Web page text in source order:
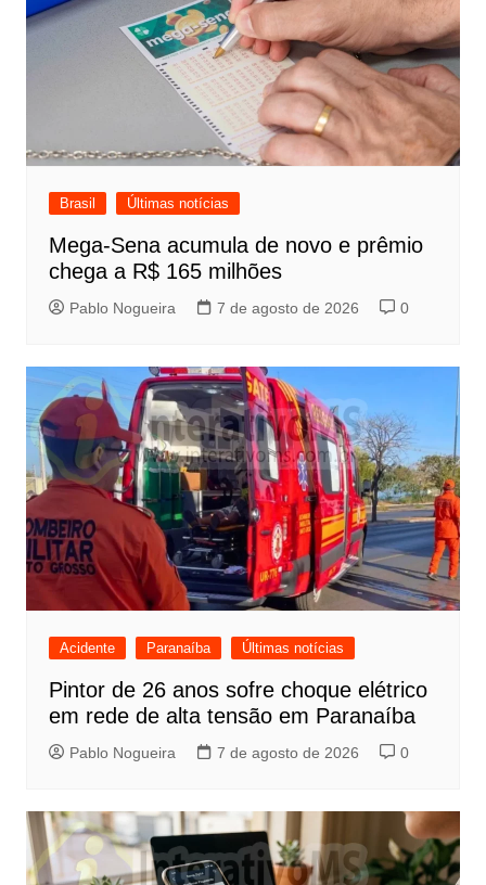
Brasil Últimas notícias
Mega-Sena acumula de novo e prêmio
chega a R$ 165 milhões
Pablo Nogueira 7 de agosto de 2026 0
Acidente Paranaíba Últimas notícias
Pintor de 26 anos sofre choque elétrico
em rede de alta tensão em Paranaíba
Pablo Nogueira 7 de agosto de 2026 0